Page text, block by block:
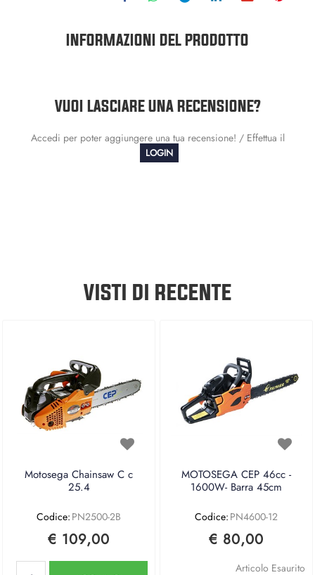
INFORMAZIONI DEL PRODOTTO
VUOI LASCIARE UNA RECENSIONE?
Accedi per poter aggiungere una tua recensione! / Effettua il
LOGIN
VISTI DI RECENTE
Motosega Chainsaw C c
25.4
Codice: PN2500-2B
€ 109,00
MOTOSEGA CEP 46cc -
1600W- Barra 45cm
Codice: PN4600-12
€ 80,00
Articolo Esaurito